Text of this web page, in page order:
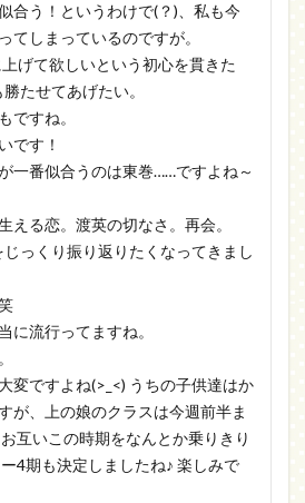
合う！というわけで(？)、私も今
てしまっているのですが。
げて欲しいという初心を貫きた
たせてあげたい。
ですね。
です！
一番似合うのは東巻……ですよね～
える恋。渡英の切なさ。再会。
っくり振り返りたくなってきまし
に流行ってますね。
変ですよね(>_<) うちの子供達はか
が、上の娘のクラスは今週前半ま
互いこの時期をなんとか乗りきり
4期も決定しましたね♪ 楽しみで